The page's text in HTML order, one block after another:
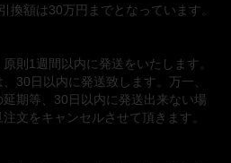
額は30万円までとなっています。
則1週間以内に発送をいたします。
30日以内に発送致します。万一、
期等、30日以内に発送出来ない場
文をキャンセルさせて頂きます。